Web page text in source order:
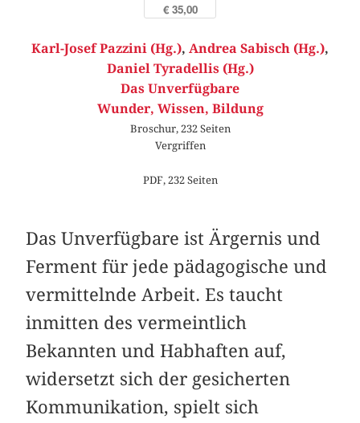
€ 35,00
Karl-Josef Pazzini (Hg.), Andrea Sabisch (Hg.),
Daniel Tyradellis (Hg.)
Das Unverfügbare
Wunder, Wissen, Bildung
Broschur, 232 Seiten
Vergriffen
PDF, 232 Seiten
Das Unverfügbare ist Ärgernis und
Ferment für jede pädagogische und
vermittelnde Arbeit. Es taucht
inmitten des vermeintlich
Bekannten und Habhaften auf,
widersetzt sich der gesicherten
Kommunikation, spielt sich